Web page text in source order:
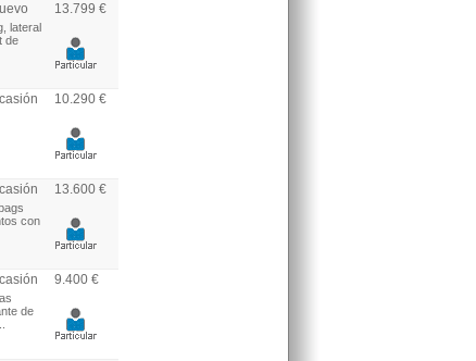
13.799 €
lateral
de
10.290 €
13.600 €
con
9.400 €
de